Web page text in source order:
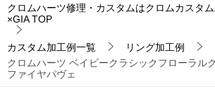
クロムハーツ修理・カスタムはクロムカスタ
×GIATOP
カスタム加工例一覧
リング加工例
クロムハーツ ベイビークラシックフローラル
ファイヤパヴェ